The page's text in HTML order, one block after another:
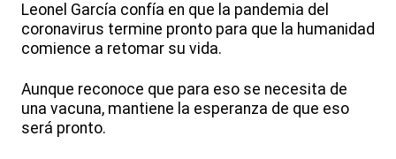
Leonel García confía en que la pandemia del
coronavirus termine pronto para que la humanidad
comience a retomar su vida.
Aunque reconoce que para eso se necesita de
una vacuna, mantiene la esperanza de que eso
será pronto.